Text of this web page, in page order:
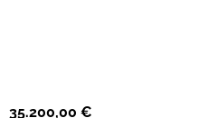
35.200,00 €